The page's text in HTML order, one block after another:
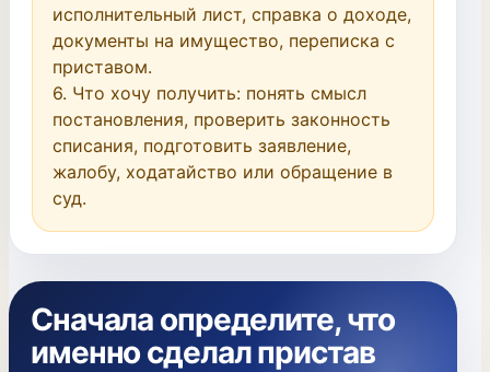
исполнительный лист, справка о доходе,
документы на имущество, переписка с
приставом.
6. Что хочу получить: понять смысл
постановления, проверить законность
списания, подготовить заявление,
жалобу, ходатайство или обращение в
суд.
Сначала определите, что
именно сделал пристав